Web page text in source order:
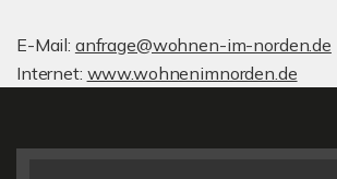
E-Mail: anfrage@wohnen-im-norden.de
Internet: www.wohnenimnorden.de